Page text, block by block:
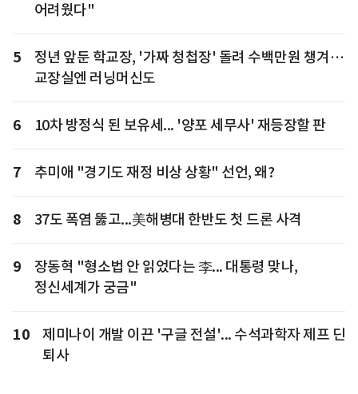
어려웠다"
5
정년 앞둔 학교장, '가짜 청첩장' 돌려 수백만원 챙겨…
교장실엔 러닝머신도
6 10차 방정식 된 보유세... '양포 세무사' 재등장할 판
7 추미애 "경기도 재정 비상 상황" 선언, 왜?
8 37도 폭염 뚫고...美해병대 한반도 첫 드론 사격
9
장동혁 "형소법 안 읽었다는 李... 대통령 맞나,
정신세계가 궁금"
10
제미나이 개발 이끈 '구글 전설'... 수석과학자 제프 딘
퇴사